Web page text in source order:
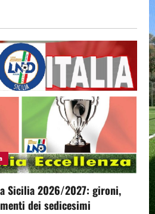
Sicilia 2026/2027: gironi,
dei sedicesimi